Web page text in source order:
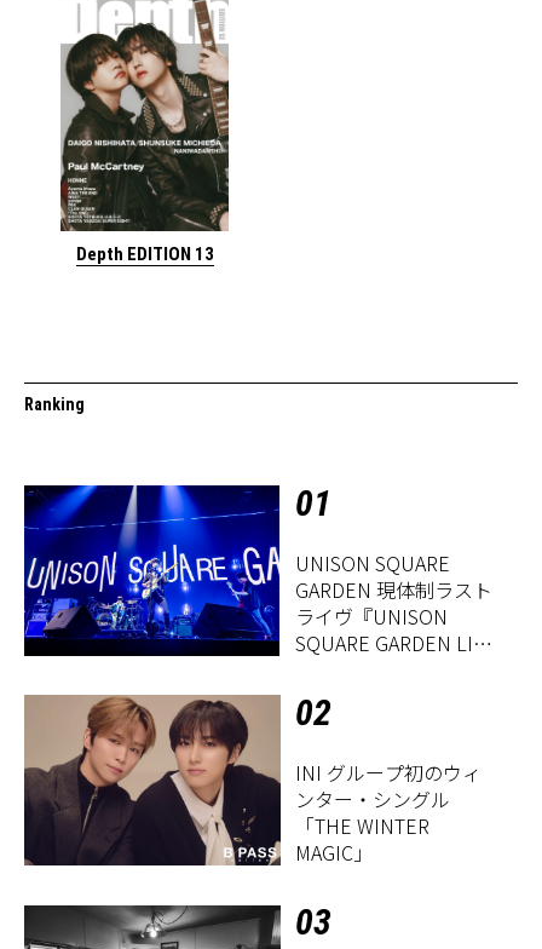
Depth EDITION 13
Ranking
01
UNISON SQUARE
GARDEN 現体制ラスト
ライヴ『UNISON
SQUARE GARDEN LIVE
Period」』レポート
02
INI グループ初のウィ
ンター・シングル
「THE WINTER
MAGIC」
03